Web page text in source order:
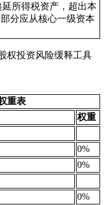
所得税资产，超出本
分应从核心一级资本
权投资风险缓释工具
重表
权重
0%
0%
0%